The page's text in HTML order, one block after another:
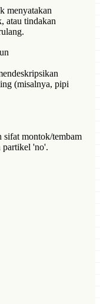
menyatakan
atau tindakan
(misalnya, pipi
sifat montok/tembam
partikel 'no'.